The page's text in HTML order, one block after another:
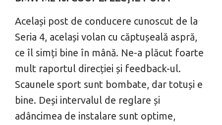
Același post de conducere cunoscut de la
Seria 4, același volan cu căptușeală aspră,
ce îl simți bine în mână. Ne-a plăcut foarte
mult raportul direcției și feedback-ul.
Scaunele sport sunt bombate, dar totuși e
bine. Deși intervalul de reglare și
adâncimea de instalare sunt optime,